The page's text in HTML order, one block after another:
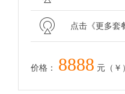
点击《更多套
价格： 8888 元（￥